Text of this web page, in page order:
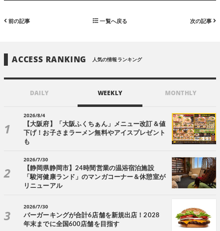
前の記事 一覧へ戻る 次の記事
ACCESS RANKING 人気の情報ランキング
DAILY WEEKLY MONTHLY
2026/8/4
【大阪府】「大阪ふくちぁん」メニュー改訂＆値
下げ！お子さまラーメン無料やアイスプレゼント
も
2026/7/30
【静岡県静岡市】24時間営業の温浴宿泊施設
「駿河健康ランド」のマンガコーナー＆休憩室が
リニューアル
2026/7/30
バーガーキングが合計6店舗を新規出店！2028
年末までに全国600店舗を目指す